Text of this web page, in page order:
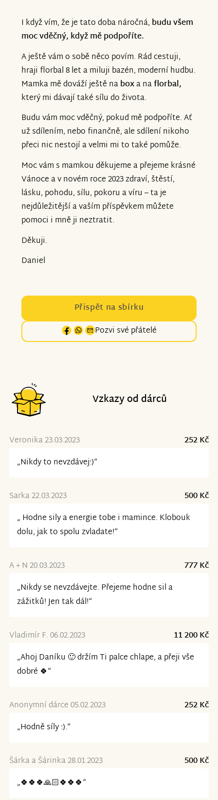
I když vím, že je tato doba náročná, budu všem
moc vděčný, když mě podpoříte.
A ještě vám o sobě něco povím. Rád cestuji,
hraji florbal 8 let a miluji bazén, moderní hudbu.
Mamka mě dováží ještě naboxa naflorbal,
který mi dávají také sílu do života.
Budu vám moc vděčný, pokud mě podpoříte. Ať
už sdílením, nebo finančně, ale sdílení nikoho
přeci nic nestojí a velmi mi to také pomůže.
Moc vám s mamkou děkujeme a přejeme krásné
Vánoce a v novém roce 2023 zdraví, štěstí,
lásku, pohodu, sílu, pokoru a víru – ta je
nejdůležitější a vaším příspěvkem můžete
pomoci i mně ji neztratit.
Děkuji.
Daniel
Přispět na sbírku
Pozvi své přátelé
Vzkazy od dárců
Veronika 23.03.2023
252 Kč
„Nikdy to nevzdávej:)“
Sarka 22.03.2023
500 Kč
„ Hodne sily a energie tobe i mamince. Klobouk
dolu, jak to spolu zvladate!“
A + N 20.03.2023
777 Kč
„Nikdy se nevzdávejte. Přejeme hodne sil a
zážitků! Jen tak dál!“
Vladimír F. 06.02.2023
11 200 Kč
„Ahoj Daníku 🙂 držím Ti palce chlape, a přeji vše
dobré 🍀“
Anonymní dárce 05.02.2023
252 Kč
„Hodně síly :).“
Šárka a Šárinka 28.01.2023
500 Kč
„🍀🍀🍀🙏🏻🍀🍀🍀“